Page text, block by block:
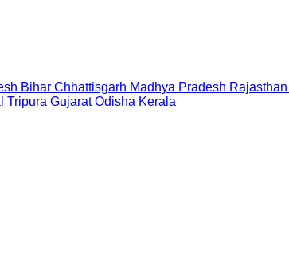
Bihar Chhattisgarh Madhya Pradesh Rajasthan
Tripura Gujarat Odisha Kerala